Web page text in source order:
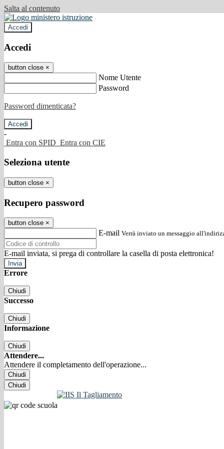
Salta al contenuto
Accedi
Accedi
button close ×
Nome Utente
Password
Password dimenticata?
-
Entra con SPID Entra con CIE
Seleziona utente
button close ×
Recupero password
button close ×
E-mail Verrà inviato un messaggio
E-mail inviata, si prega di controllare la casella di posta elettronica!
Errore
Chiudi
Successo
Chiudi
Informazione
Chiudi
Attendere...
Attendere il completamento dell'operazione...
Chiudi
Chiudi